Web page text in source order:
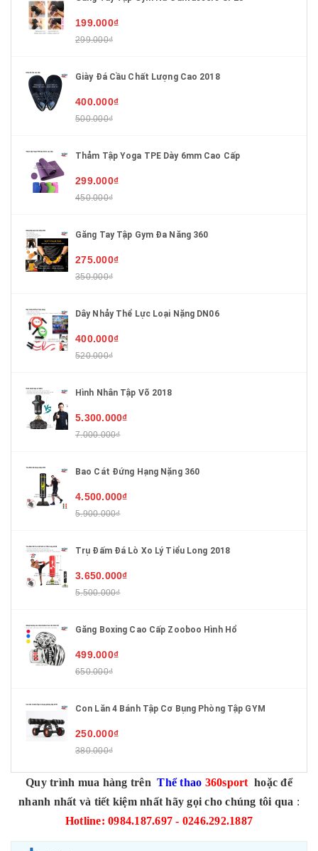
199.000₫
299.000₫
Giày Đá Cầu Chất Lượng Cao 2018
400.000₫
500.000₫
Thảm Tập Yoga TPE Dày 6mm Cao Cấp
299.000₫
450.000₫
Găng Tay Tập Gym Đa Năng 360
275.000₫
350.000₫
Dây Nhảy Thể Lực Loại Nặng DN06
400.000₫
520.000₫
Hình Nhân Tập Võ 2018
5.300.000₫
7.000.000₫
Bao Cát Đứng Hạng Nặng 360
4.500.000₫
5.900.000₫
Trụ Đấm Đá Lò Xo Lý Tiểu Long 2018
3.650.000₫
5.500.000₫
Găng Boxing Cao Cấp Zooboo Hình Hổ
499.000₫
650.000₫
Con Lăn 4 Bánh Tập Cơ Bụng Phòng Tập GYM
250.000₫
380.000₫
Quy trình mua hàng trên Thể thao 360sport hoặc để
nhanh nhất và tiết kiệm nhất hãy gọi cho chúng tôi qua :
Hotline: 0984.187.697 - 0246.292.1887